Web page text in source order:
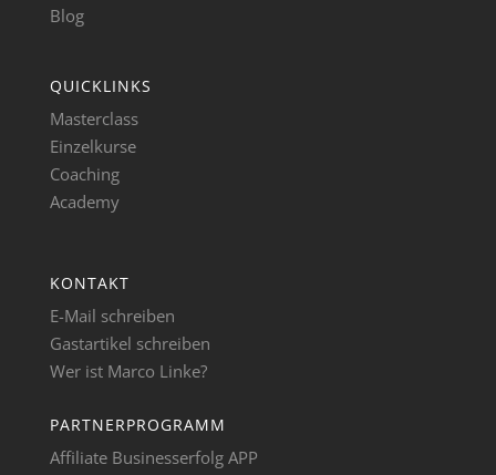
Blog
QUICKLINKS
Masterclass
Einzelkurse
Coaching
Academy
KONTAKT
E-Mail schreiben
Gastartikel schreiben
Wer ist Marco Linke?
PARTNERPROGRAMM
Affiliate Businesserfolg APP